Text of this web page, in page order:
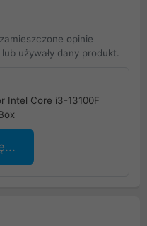
opinie
używały dany produkt.
Intel Core i3-13100F